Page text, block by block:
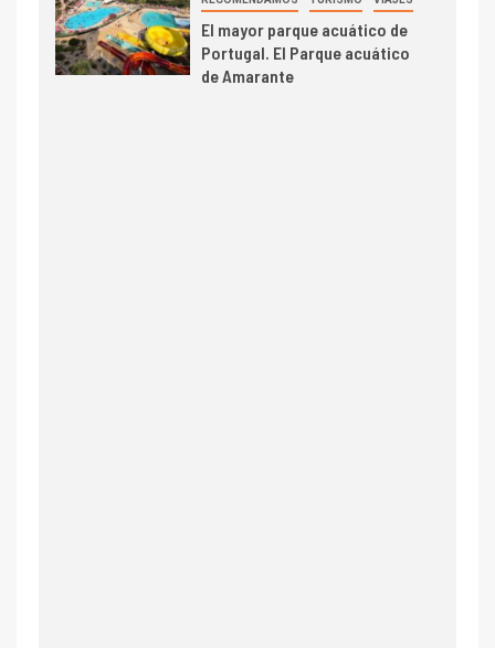
El mayor parque acuático de
Portugal. El Parque acuático
de Amarante